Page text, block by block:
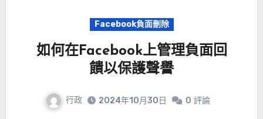
Facebook負面刪除
如何在Facebook上管理負面回
饋以保護聲譽
行政 2024年10月30日 0 評論